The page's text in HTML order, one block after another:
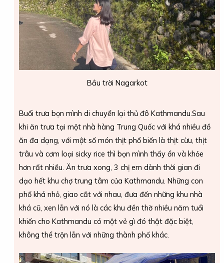
Bầu trời Nagarkot
Buổi trưa bọn mình di chuyển lại thủ đô Kathmandu.Sau
khi ăn trưa tại một nhà hàng Trung Quốc với khá nhiều đồ
ăn đa dạng, với một số món thịt phổ biến là thịt cừu, thịt
trâu và cơm loại sicky rice thì bọn mình thấy ổn và khỏe
hơn rất nhiều. Ăn trưa xong, 3 chị em dành thời gian đi
dạo hết khu chợ trung tâm của Kathmandu. Những con
phố khá nhỏ, giao cắt với nhau, đưa đến những khu nhà
khá cũ, xen lẫn với nó là các khu đền thờ nhiều năm tuổi
khiến cho Kathmandu có một vẻ gì đó thật đặc biệt,
không thể trộn lẫn với những thành phố khác.